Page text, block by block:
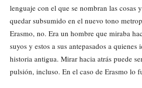
lenguaje con el que se nombran las cosas
quedar subsumido en el nuevo tono
Erasmo, no. Era un hombre que miraba
suyos y estos a sus antepasados a quienes
historia antigua. Mirar hacia atrás puede
pulsión, incluso. En el caso de Erasmo lo